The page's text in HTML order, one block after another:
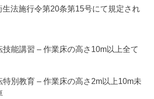
法施行令第20条第15号にて規定され
能講習 – 作業床の高さ10m以上全て
特別教育 – 作業床の高さ2m以上10m未